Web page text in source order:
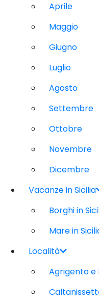
Aprile
Maggio
Giugno
Luglio
Agosto
Settembre
Ottobre
Novembre
Dicembre
Vacanze in Sicilia
Borghi in
Mare in
Località
Agrigento e